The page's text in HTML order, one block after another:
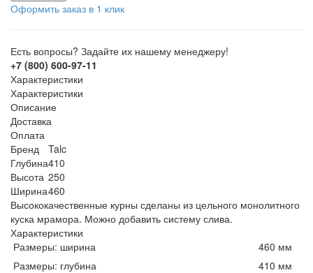
Оформить заказ в 1 клик
Есть вопросы? Задайте их нашему менеджеру!
+7 (800) 600-97-11
Характеристики
Характеристики
Описание
Доставка
Оплата
Бренд
Talc
Глубина410
Высота 250
Ширина460
Высококачественные курны сделаны из цельного монолитного
куска мрамора. Можно добавить систему слива.
Характеристики
Размеры: ширина
460 мм
Размеры: глубина
410 мм